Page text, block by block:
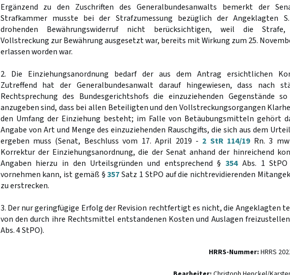
Ergänzend zu den Zuschriften des Generalbundesanwalts bemerkt der
Strafkammer musste bei der Strafzumessung bezüglich der Angeklagten
drohenden Bewährungswiderruf nicht berücksichtigen, weil die Strafe,
Vollstreckung zur Bewährung ausgesetzt war, bereits mit Wirkung zum 25.
erlassen worden war.
2. Die Einziehungsanordnung bedarf der aus dem Antrag ersichtlichen
Zutreffend hat der Generalbundesanwalt darauf hingewiesen, dass nach
Rechtsprechung des Bundesgerichtshofs die einzuziehenden Gegenstände
anzugeben sind, dass bei allen Beteiligten und den Vollstreckungsorgangen
den Umfang der Einziehung besteht; im Falle von Betäubungsmitteln gehört
Angabe von Art und Menge des einzuziehenden Rauschgifts, die sich aus dem
ergeben muss (Senat, Beschluss vom 17. April 2019 - 2 StR 114/19Rn. 3
Korrektur der Einziehungsanordnung, die der Senat anhand der hinreichend
Angaben hierzu in den Urteilsgründen und entsprechend §354Abs. 1
vornehmen kann, ist gemäß §357Satz 1 StPO auf die nichtrevidierenden
zu erstrecken.
3. Der nur geringfügige Erfolg der Revision rechtfertigt es nicht, die Angeklagten
von den durch ihre Rechtsmittel entstandenen Kosten und Auslagen
Abs. 4 StPO).
HRRS-Nummer: HRRS